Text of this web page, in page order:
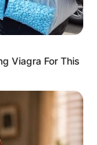
Viagra For This